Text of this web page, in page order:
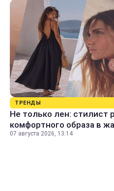
ТРЕНДЫ
Не только лен: стилист
комфортного образа в
07 августа 2026, 13:14